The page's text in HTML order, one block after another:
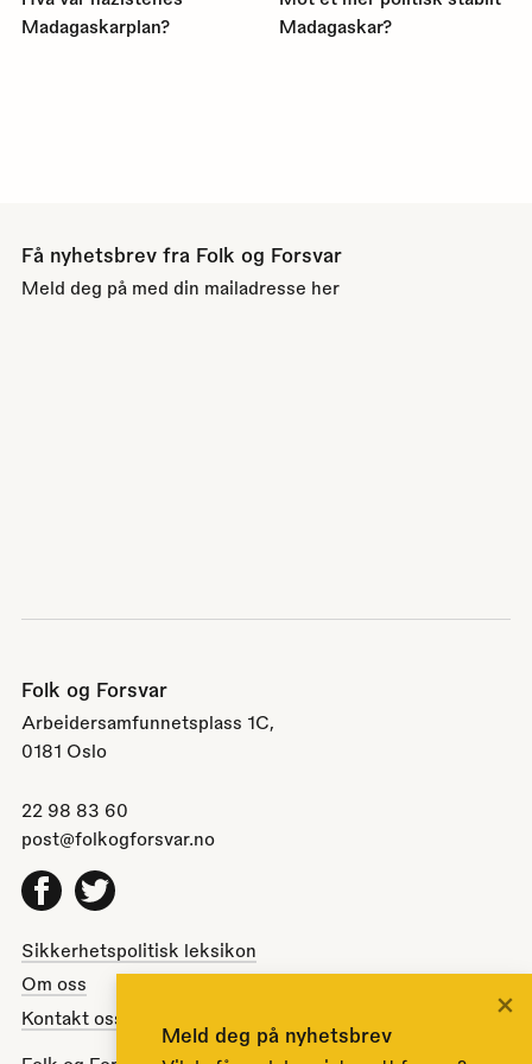
Madagaskarplan?
Madagaskar?
Få nyhetsbrev fra Folk og Forsvar
Meld deg på med din mailadresse her
Folk og Forsvar
Arbeidersamfunnetsplass 1C,
0181 Oslo
22 98 83 60
post@folkogforsvar.no
Facebook
Twitter
Sikkerhetspolitisk leksikon
Om oss
Kontakt oss
Meld deg på nyhetsbrev
×